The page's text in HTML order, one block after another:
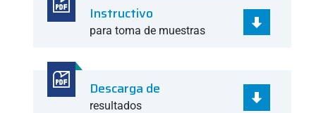
Instructivo
para toma de muestras
Descarga de
resultados